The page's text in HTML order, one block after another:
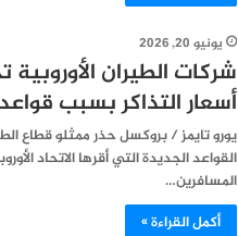
يونيو 20, 2026
شركات الطيران الأوروبية
أسعار التذاكر بسبب
يورو تايمز / بروكسل حذر ممثلو قطاع
القواعد الجديدة التي أقرها الاتحاد
المسافرين…
أكمل القراءة »